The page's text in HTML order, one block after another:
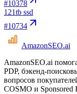
#10378
121tb ssd
#10734
AmazonSEO.ai
AmazonSEO.ai
PDP, бэкенд-
вопросов
COSMO и Sponsored